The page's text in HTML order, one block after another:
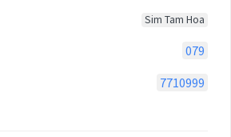
Sim Tam Hoa
079
7710999